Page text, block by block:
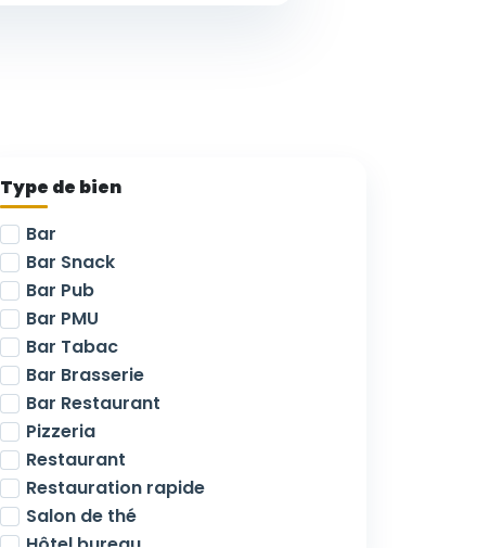
Type de bien
Bar
Bar Snack
Bar Pub
Bar PMU
Bar Tabac
Bar Brasserie
Bar Restaurant
Pizzeria
Restaurant
Restauration rapide
Salon de thé